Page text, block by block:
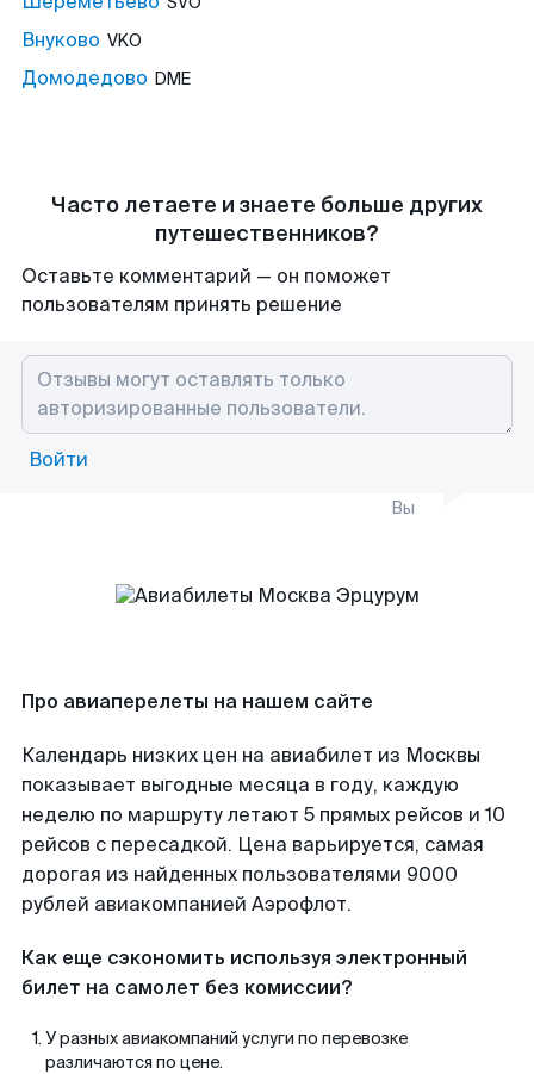
Внуково VKO
Домодедово DME
Часто летаете и знаете больше других
путешественников?
Оставьте комментарий — он поможет
пользователям принять решение
Войти
Вы
Про авиаперелеты на нашем сайте
Календарь низких цен на авиабилет из Москвы
показывает выгодные месяца в году, каждую
неделю по маршруту летают 5 прямых рейсов и 10
рейсов с пересадкой. Цена варьируется, самая
дорогая из найденных пользователями 9000
рублей авиакомпанией Аэрофлот.
Как еще сэкономить используя электронный
билет на самолет без комиссии?
У разных авиакомпаний услуги по перевозке
различаются по цене.